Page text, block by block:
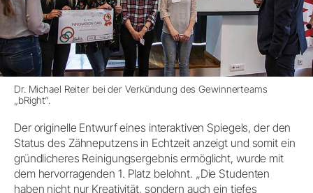
Dr. Michael Reiter bei der Verkündung des Gewinnerteams
„bRight“.
Der originelle Entwurf eines interaktiven Spiegels, der den
Status des Zähneputzens in Echtzeit anzeigt und somit ein
gründlicheres Reinigungsergebnis ermöglicht, wurde mit
dem hervorragenden 1. Platz belohnt. „Die Studenten
haben nicht nur Kreativität, sondern auch ein tiefes